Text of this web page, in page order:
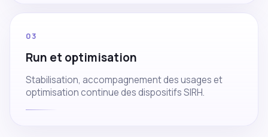
03
Run et optimisation
Stabilisation, accompagnement des usages et
optimisation continue des dispositifs SIRH.